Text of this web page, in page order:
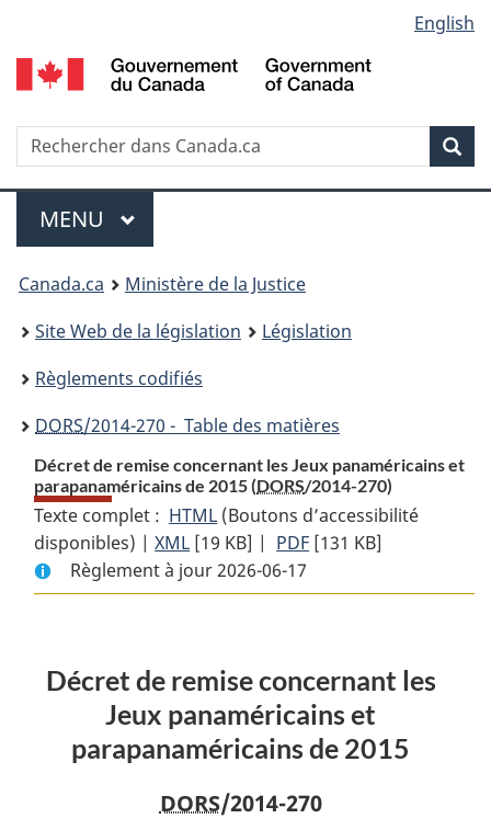
au
contenu
propos
de
la
HTML
simplifiée
selection
English
Recherche
Menu
MENU PRINCIPAL
You
are
here:
Canada.ca
Ministère de la Justice
Site Web de la législation
Législation
Règlements codifiés
DORS/2014-270 - Table des matières
Décret de remise concernant les Jeux panaméricains et
parapanaméricains de 2015 (DORS/2014-270)
Texte complet : HTML Texte
complet
:
Décret
concernant
les
Jeux
panaméricains
et
parapanaméricains
(Boutons d’accessibilité
disponibles) |XML Texte
complet
:
remise
concernant
Jeux
panaméricains
et
[19 KB] | PDF Texte
:
remise
concernant
les
Jeux
panaméricains
et
[131 KB]
Règlement à jour 2026-06-17
Décret de remise concernant les
Jeux panaméricains et
parapanaméricains de 2015
DORS/2014-270